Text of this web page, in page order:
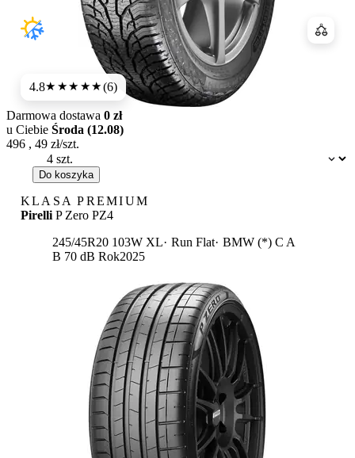
4.8★★★★★(6)
Dostępność:
Darmowa dostawa 0 zł
u Ciebie Środa (12.08)
496 , 49 zł/szt.
Do koszyka
KLASA PREMIUM
Pirelli P Zero PZ4
245/45R20 103W XL
Run Flat BMW (*) Etykieta:
C A
B 70 dB Rok2025